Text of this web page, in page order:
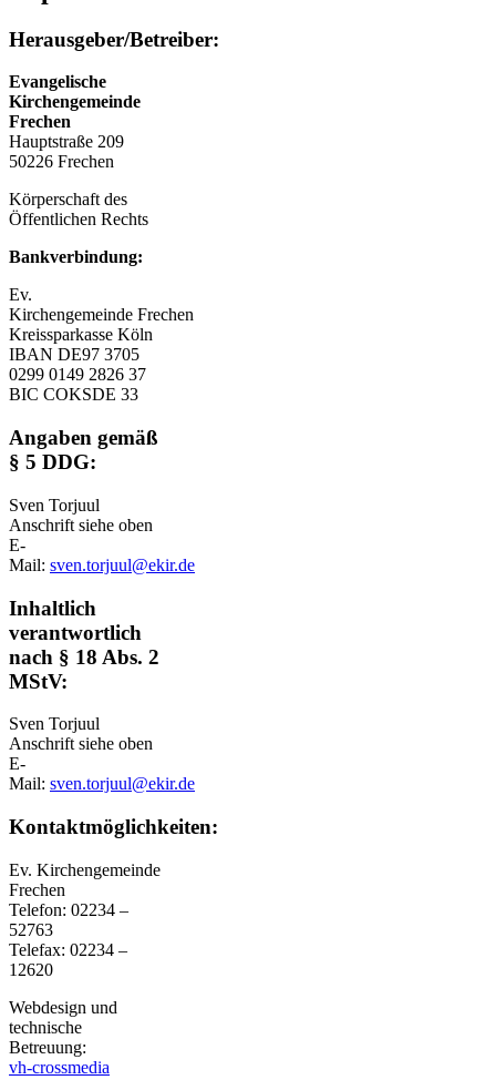
Herausgeber/Betreiber:
Evangelische
Kirchengemeinde
Frechen
Hauptstraße 209
50226 Frechen
Körperschaft des
Öffentlichen Rechts
Bankverbindung:
Ev.
Kirchengemeinde Frechen
Kreissparkasse Köln
IBAN DE97 3705
0299 0149 2826 37
BIC COKSDE 33
Angaben gemäß
§ 5 DDG:
Sven Torjuul
Anschrift siehe oben
E-
Mail: sven.torjuul@ekir.de
Inhaltlich
verantwortlich
nach § 18 Abs. 2
MStV:
Sven Torjuul
Anschrift siehe oben
E-
Mail: sven.torjuul@ekir.de
Kontaktmöglichkeiten:
Ev. Kirchengemeinde
Frechen
Telefon: 02234 –
52763
Telefax: 02234 –
12620
Webdesign und
technische
Betreuung:
vh-crossmedia